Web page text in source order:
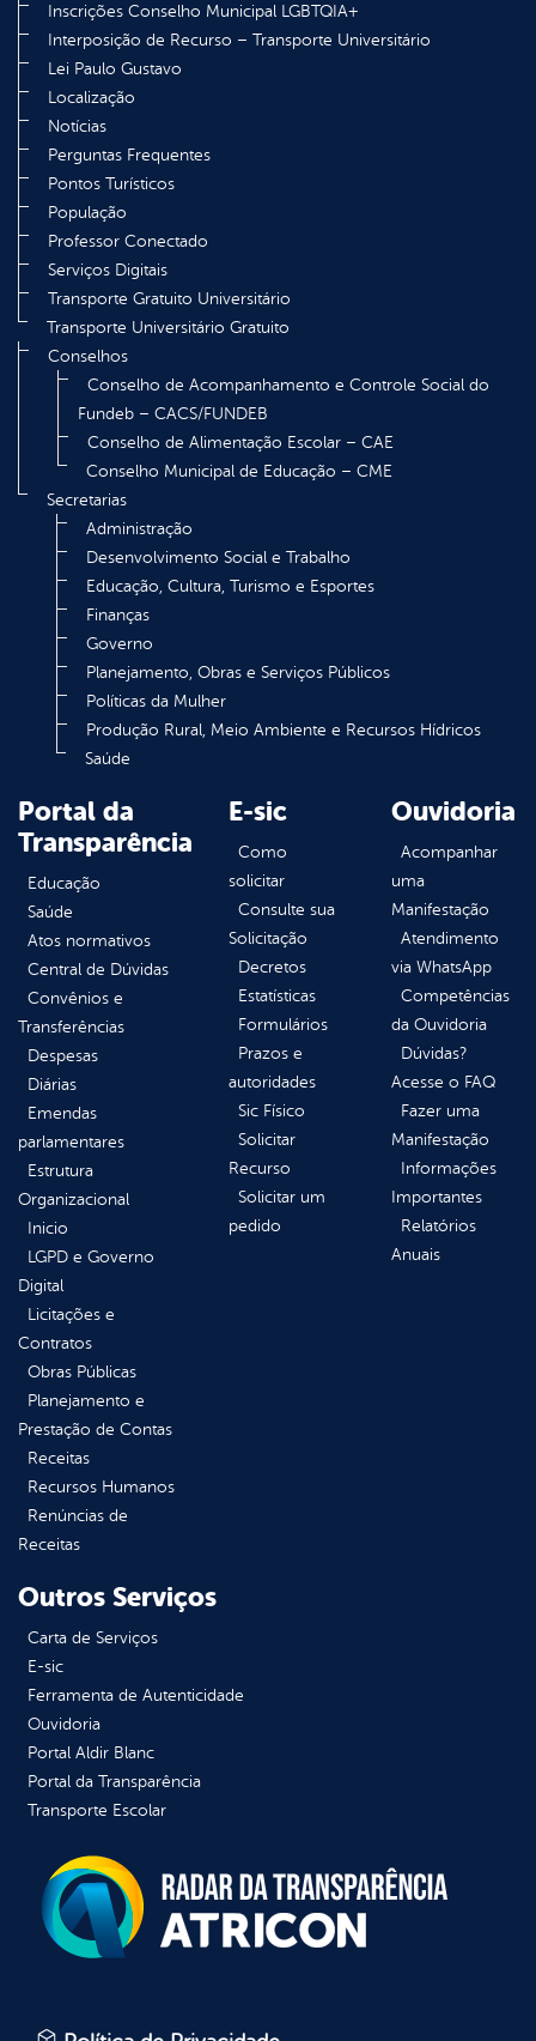
Inscrições Conselho Municipal LGBTQIA+
Interposição de Recurso – Transporte Universitário
Lei Paulo Gustavo
Localização
Notícias
Perguntas Frequentes
Pontos Turísticos
População
Professor Conectado
Serviços Digitais
Transporte Gratuito Universitário
Transporte Universitário Gratuito
Conselhos
Conselho de Acompanhamento e Controle Social do
Fundeb – CACS/FUNDEB
Conselho de Alimentação Escolar – CAE
Conselho Municipal de Educação – CME
Secretarias
Administração
Desenvolvimento Social e Trabalho
Educação, Cultura, Turismo e Esportes
Finanças
Governo
Planejamento, Obras e Serviços Públicos
Políticas da Mulher
Produção Rural, Meio Ambiente e Recursos Hídricos
Saúde
Portal da
Transparência
Educação
Saúde
Atos normativos
Central de Dúvidas
Convênios e
Transferências
Despesas
Diárias
Emendas
parlamentares
Estrutura
Organizacional
Inicio
LGPD e Governo
Digital
Licitações e
Contratos
Obras Públicas
Planejamento e
Prestação de Contas
Receitas
Recursos Humanos
Renúncias de
Receitas
E-sic
Como
solicitar
Consulte sua
Solicitação
Decretos
Estatísticas
Formulários
Prazos e
autoridades
Sic Físico
Solicitar
Recurso
Solicitar um
pedido
Ouvidoria
Acompanhar
uma
Manifestação
Atendimento
via WhatsApp
Competências
da Ouvidoria
Dúvidas?
Acesse o FAQ
Fazer uma
Manifestação
Informações
Importantes
Relatórios
Anuais
Outros Serviços
Carta de Serviços
E-sic
Ferramenta de Autenticidade
Ouvidoria
Portal Aldir Blanc
Portal da Transparência
Transporte Escolar